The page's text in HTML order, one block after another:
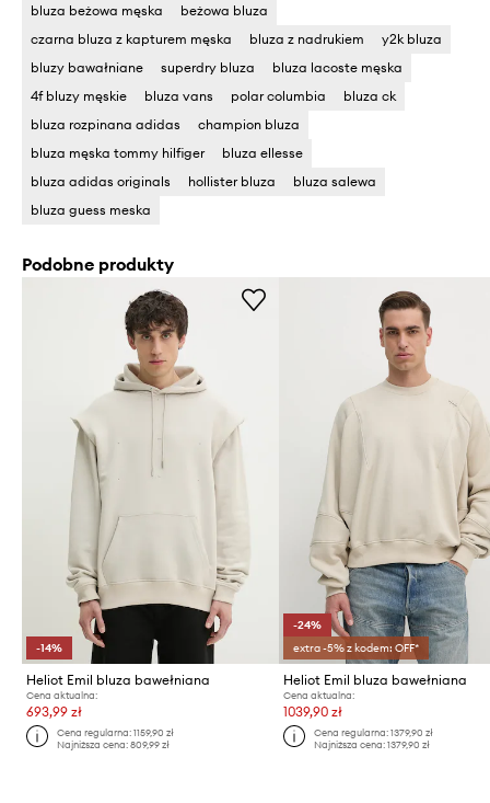
bluza beżowa męska
beżowa bluza
czarna bluza z kapturem męska
bluza z nadrukiem
y2k bluza
bluzy bawałniane
superdry bluza
bluza lacoste męska
4f bluzy męskie
bluza vans polar columbia
bluza ck
bluza rozpinana adidas
champion bluza
bluza męska tommy hilfiger
bluza ellesse
bluza adidas originals
hollister bluza
bluza salewa
bluza guess meska
Podobne produkty
-14%
Heliot Emil bluza bawełniana
Cena aktualna:
693,99 zł
Cena regularna:1159,90 zł
Najniższa cena:809,99 zł
-24%
extra -5% z kodem: OFF*
Heliot Emil bluza bawełniana
Cena aktualna:
1039,90 zł
Cena regularna: 1379,90 zł
Najniższa cena: 1379,90 zł